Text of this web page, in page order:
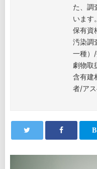
た、調
います。
保有資
汚染調
一種）
劇物取
含有建
者/ア